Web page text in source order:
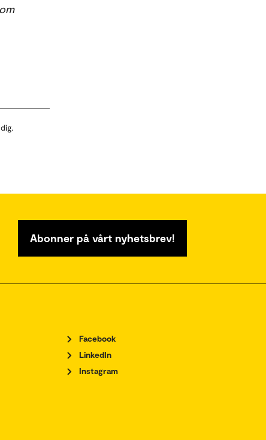
Abonner på vårt nyhetsbrev!
Facebook
LinkedIn
Instagram